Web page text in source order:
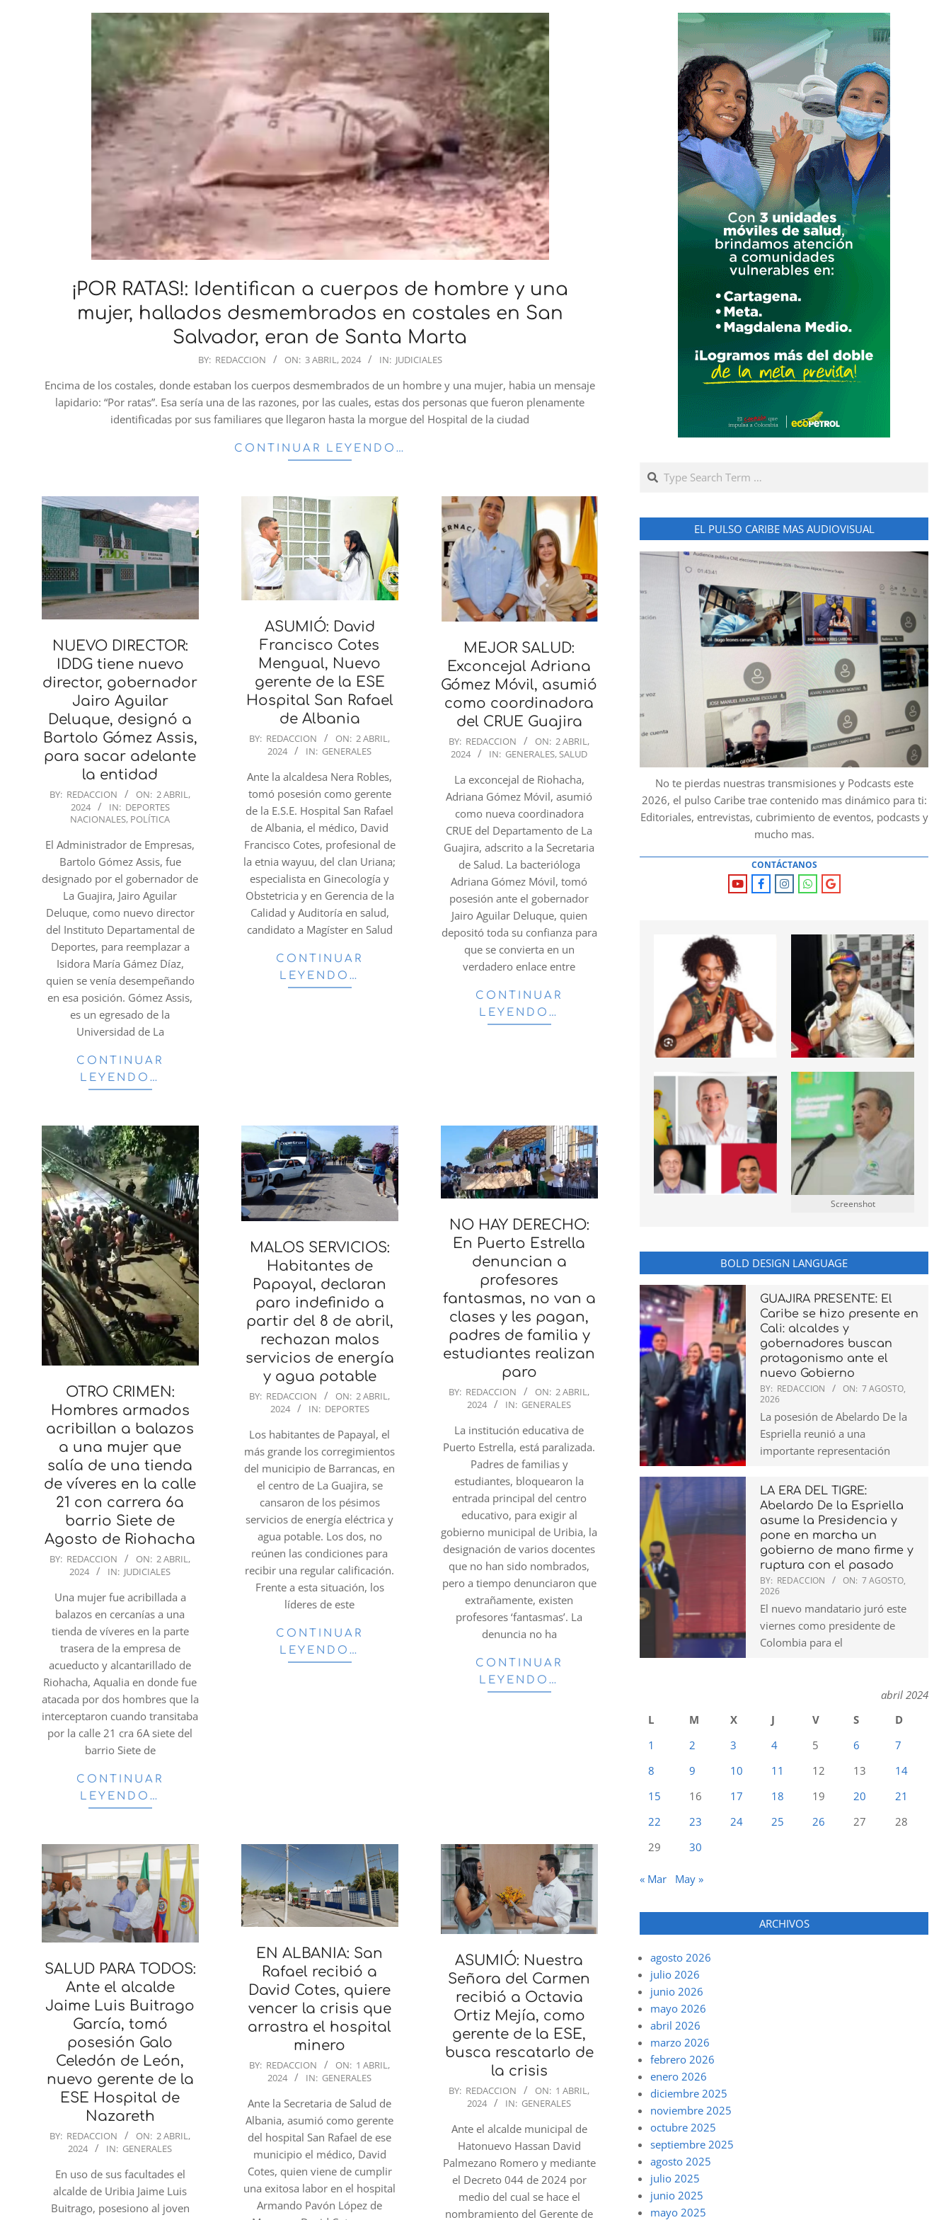
¡POR RATAS!: Identifican a cuerpos de hombre y una
mujer, hallados desmembrados en costales en San
Salvador, eran de Santa Marta
03
BY: REDACCION ON: 3 ABRIL, 2024 IN: JUDICIALES
Encima de los costales, donde estaban los cuerpos desmembrados de un hombre y una mujer, habia un mensaje
lapidario: “Por ratas”. Esa sería una de las razones, por las cuales, estas dos personas que fueron plenamente
identificadas por sus familiares que llegaron hasta la morgue del Hospital de la ciudad
CONTINUAR LEYENDO…
NUEVO DIRECTOR:
IDDG tiene nuevo
director, gobernador
Jairo Aguilar
Deluque, designó a
Bartolo Gómez Assis,
para sacar adelante
la entidad
2024-
BY: REDACCION ON: 2 ABRIL,
2024
IN: DEPORTES
NACIONALES, POLÍTICA
El Administrador de Empresas,
Bartolo Gómez Assis, fue
designado por el gobernador de
La Guajira, Jairo Aguilar
Deluque, como nuevo director
del Instituto Departamental de
Deportes, para reemplazar a
Isidora María Gámez Díaz,
quien se venía desempeñando
en esa posición. Gómez Assis,
es un egresado de la
Universidad de La
CONTINUAR
LEYENDO…
ASUMIÓ: David
Francisco Cotes
Mengual, Nuevo
gerente de la ESE
Hospital San Rafael
de Albania
2024-
02
BY: REDACCION ON: 2 ABRIL,
2024
IN: GENERALES
Ante la alcaldesa Nera Robles,
tomó posesión como gerente
de la E.S.E. Hospital San Rafael
de Albania, el médico, David
Francisco Cotes, profesional de
la etnia wayuu, del clan Uriana;
especialista en Ginecología y
Obstetricia y en Gerencia de la
Calidad y Auditoría en salud,
candidato a Magíster en Salud
CONTINUAR
LEYENDO…
MEJOR SALUD:
Exconcejal Adriana
Gómez Móvil, asumió
como coordinadora
del CRUE Guajira
2024-
04-
BY: REDACCION ON: 2 ABRIL,
2024
IN: GENERALES,SALUD
La exconcejal de Riohacha,
Adriana Gómez Móvil, asumió
como nueva coordinadora
CRUE del Departamento de La
Guajira, adscrito a la Secretaria
de Salud. La bacterióloga
Adriana Gómez Móvil, tomó
posesión ante el gobernador
Jairo Aguilar Deluque, quien
depositó toda su confianza para
que se convierta en un
verdadero enlace entre
CONTINUAR
LEYENDO…
OTRO CRIMEN:
Hombres armados
acribillan a balazos
a una mujer que
salía de una tienda
de víveres en la calle
21 con carrera 6a
barrio Siete de
Agosto de Riohacha
2024-
BY: REDACCION ON: 2 ABRIL,
2024
IN: JUDICIALES
Una mujer fue acribillada a
balazos en cercanías a una
tienda de víveres en la parte
trasera de la empresa de
acueducto y alcantarillado de
Riohacha, Aqualia en donde fue
atacada por dos hombres que la
interceptaron cuando transitaba
por la calle 21 cra 6A siete del
barrio Siete de
CONTINUAR
LEYENDO…
MALOS SERVICIOS:
Habitantes de
Papayal, declaran
paro indefinido a
partir del 8 de abril,
rechazan malos
servicios de energía
y agua potable
2024-
02
BY: REDACCION ON: 2 ABRIL,
2024
IN: DEPORTES
Los habitantes de Papayal, el
más grande los corregimientos
del municipio de Barrancas, en
el centro de La Guajira, se
cansaron de los pésimos
servicios de energía eléctrica y
agua potable. Los dos, no
reúnen las condiciones para
recibir una regular calificación.
Frente a esta situación, los
líderes de este
CONTINUAR
LEYENDO…
NO HAY DERECHO:
En Puerto Estrella
denuncian a
profesores
fantasmas, no van a
clases y les pagan,
padres de familia y
estudiantes realizan
paro
2024-
BY: REDACCION ON: 2 ABRIL,
2024
IN: GENERALES
La institución educativa de
Puerto Estrella, está paralizada.
Padres de familias y
estudiantes, bloquearon la
entrada principal del centro
educativo, para exigir al
gobierno municipal de Uribia, la
designación de varios docentes
que no han sido nombrados,
pero a tiempo denunciaron que
extrañamente, existen
profesores ‘fantasmas’. La
denuncia no ha
CONTINUAR
LEYENDO…
SALUD PARA TODOS:
Ante el alcalde
Jaime Luis Buitrago
García, tomó
posesión Galo
Celedón de León,
nuevo gerente de la
ESE Hospital de
Nazareth
2024-
BY: REDACCION ON: 2 ABRIL,
2024
IN: GENERALES
En uso de sus facultades el
alcalde de Uribia Jaime Luis
Buitrago, posesiono al joven
EN ALBANIA: San
Rafael recibió a
David Cotes, quiere
vencer la crisis que
arrastra el hospital
minero
2024-
01
BY: REDACCION ON: 1 ABRIL,
2024
IN: GENERALES
Ante la Secretaria de Salud de
Albania, asumió como gerente
del hospital San Rafael de ese
municipio el médico, David
Cotes, quien viene de cumplir
una exitosa labor en el hospital
Armando Pavón López de
ASUMIÓ: Nuestra
Señora del Carmen
recibió a Octavia
Ortiz Mejía, como
gerente de la ESE,
busca rescatarlo de
la crisis
2024-
BY: REDACCION ON: 1 ABRIL,
2024
IN: GENERALES
Ante el alcalde municipal de
Hatonuevo Hassan David
Palmezano Romero y mediante
el Decreto 044 de 2024 por
medio del cual se hace el
nombramiento del Gerente de
Search
EL PULSO CARIBE MAS AUDIOVISUAL
No te pierdas nuestras transmisiones y Podcasts este
2026, el pulso Caribe trae contenido mas dinámico para ti:
Editoriales, entrevistas, cubrimiento de eventos, podcasts y
mucho mas.
CONTÁCTANOS
Screenshot
BOLD DESIGN LANGUAGE
GUAJIRA PRESENTE: El
Caribe se hizo presente en
Cali: alcaldes y
gobernadores buscan
protagonismo ante el
nuevo Gobierno
BY: REDACCION ON: 7 AGOSTO,
2026
La posesión de Abelardo De la
Espriella reunió a una
importante representación
LA ERA DEL TIGRE:
Abelardo De la Espriella
asume la Presidencia y
pone en marcha un
gobierno de mano firme y
ruptura con el pasado
BY: REDACCION ON: 7 AGOSTO,
2026
El nuevo mandatario juró este
viernes como presidente de
Colombia para el
abril 2024
L
M X J V S
D
1
2 3 4 5 6
7
8
9 10 11 12 13
14
15
16 17 18 19 20
21
22
23 24 25 26 27
28
29
30
« Mar May »
ARCHIVOS
agosto 2026
julio 2026
junio 2026
mayo 2026
abril 2026
marzo 2026
febrero 2026
enero 2026
diciembre 2025
noviembre 2025
octubre 2025
septiembre 2025
agosto 2025
julio 2025
junio 2025
mayo 2025